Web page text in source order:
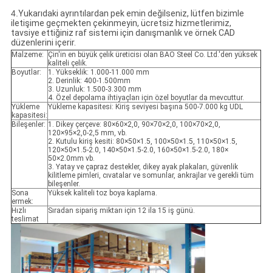
4.Yukarıdaki ayrıntılardan pek emin değilseniz, lütfen bizimle
iletişime geçmekten çekinmeyin, ücretsiz hizmetlerimiz,
tavsiye ettiğiniz raf sistemi için danışmanlık ve örnek CAD
düzenlerini içerir.
Malzeme:
Çin'in en büyük çelik üreticisi olan BAO Steel Co. Ltd.'den yüksek
kaliteli çelik.
Boyutlar:
1. Yükseklik: 1.000-11.000 mm
2. Derinlik: 400-1.500mm
3. Uzunluk: 1.500-3.300 mm
4. Özel depolama ihtiyaçları için özel boyutlar da mevcuttur.
Yükleme
kapasitesi:
Yükleme kapasitesi: Kiriş seviyesi başına 500-7.000 kg UDL
Bileşenler: 1. Dikey çerçeve: 80×60×2,0, 90×70×2,0, 100×70×2,0,
120×95×2,0-2,5 mm, vb.
2. Kutulu kiriş kesiti: 80×50×1.5, 100×50×1.5, 110×50×1.5,
120×50×1.5-2.0, 140×50×1.5-2.0, 160×50×1.5-2.0, 180×
50×2.0mm vb.
3. Yatay ve çapraz destekler, dikey ayak plakaları, güvenlik
kilitleme pimleri, cıvatalar ve somunlar, ankrajlar ve gerekli tüm
bileşenler.
Sona
ermek:
Yüksek kaliteli toz boya kaplama.
Hızlı
teslimat
Sıradan sipariş miktarı için 12 ila 15 iş günü.